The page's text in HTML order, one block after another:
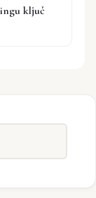
ključ